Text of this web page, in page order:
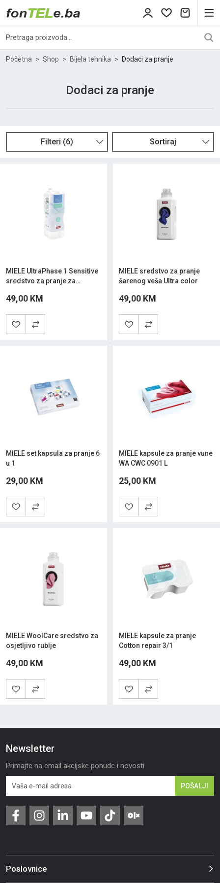
Početna Shop Bijela tehnika Dodaci za pranje
Dodaci za pranje
Filteri (6) Sortiraj
MIELE UltraPhase 1 Sensitive
sredstvo za pranje za
49,00 KM
MIELE sredstvo za pranje
šarenog veša Ultra color
49,00 KM
MIELE set kapsula za pranje 6
u 1
29,00 KM
MIELE kapsule za pranje vune
WA CWC 0901 L
25,00 KM
MIELE WoolCare sredstvo za
osjetljivo rublje
49,00 KM
MIELE kapsule za pranje
Cotton repair 3/1
49,00 KM
Newsletter
Primajte na email akcijske ponude i novosti
POŠALJI
Poslovnice